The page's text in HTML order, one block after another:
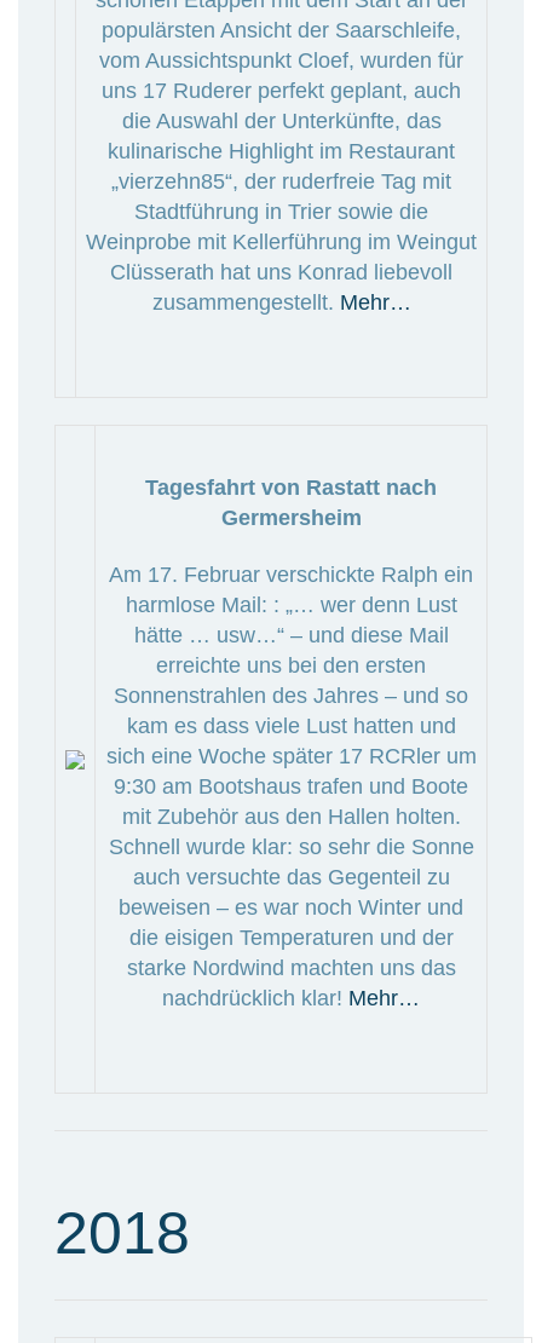
populärsten Ansicht der Saarschleife,
vom Aussichtspunkt Cloef, wurden für
uns 17 Ruderer perfekt geplant, auch
die Auswahl der Unterkünfte, das
kulinarische Highlight im Restaurant
„vierzehn85“, der ruderfreie Tag mit
Stadtführung in Trier sowie die
Weinprobe mit Kellerführung im Weingut
Clüsserath hat uns Konrad liebevoll
zusammengestellt. Mehr…
Tagesfahrt von Rastatt nach
Germersheim
Am 17. Februar verschickte Ralph ein
harmlose Mail: : „… wer denn Lust
hätte … usw…“ – und diese Mail
erreichte uns bei den ersten
Sonnenstrahlen des Jahres – und so
kam es dass viele Lust hatten und
sich eine Woche später 17 RCRler um
9:30 am Bootshaus trafen und Boote
mit Zubehör aus den Hallen holten.
Schnell wurde klar: so sehr die Sonne
auch versuchte das Gegenteil zu
beweisen – es war noch Winter und
die eisigen Temperaturen und der
starke Nordwind machten uns das
nachdrücklich klar! Mehr…
2018